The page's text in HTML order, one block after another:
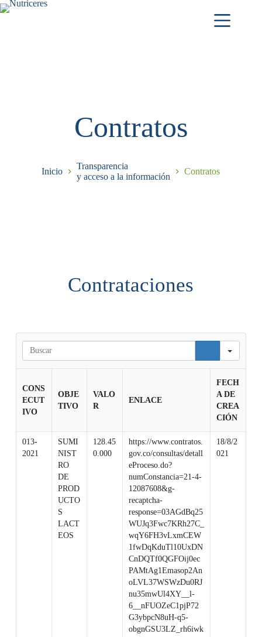
Contratos
Inicio
Transparencia
y acceso a la información
Contratos
Contrataciones
e
CONS
ECUT
IVO
OBJE
TIVO
VALO
R
ENLACE
FECH
A DE
CREA
CIÓN
013-
2021
SUMI
NIST
RO
DE
PROD
UCTO
S
LACT
EOS
128.45
0.000
https://www.contratos.
gov.co/consultas/detall
eProceso.do?
numConstancia=21-4-
12087608&g-
recaptcha-
response=03AGdBq25
WUJq3Fwc7KRh27C_
wqY6FH3vLxmCEW
1fwDqKduTl10UxDN
CnDQTf0QGFOij0ec
PAMtAg1Emasop2An
oLVL37WSWzDu0RJ
nu35mwUl4XY__l-
6__nFUOZeC1pjP72
G3ybpcN8uH-q5-
obgnGSU3LZ_rh6iwk
18/8/2
021